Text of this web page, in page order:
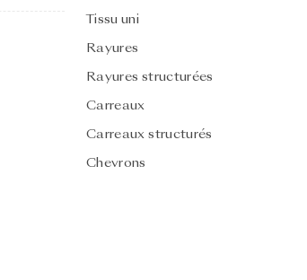
Tissu uni
Rayures
Rayures structurées
Carreaux
Carreaux structurés
Chevrons